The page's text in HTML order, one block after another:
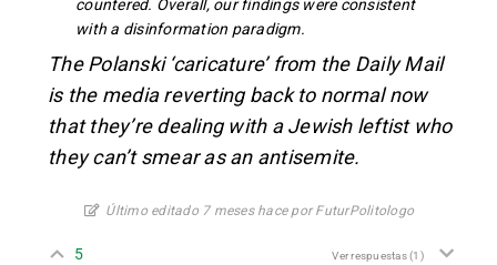
countered. Overall, our findings were consistent
with a disinformation paradigm.
The Polanski ‘caricature’ from the Daily Mail
is the media reverting back to normal now
that they’re dealing with a Jewish leftist who
they can’t smear as an antisemite.
Último editado 7 meses hace por FuturPolitologo
5 Ver respuestas(1)